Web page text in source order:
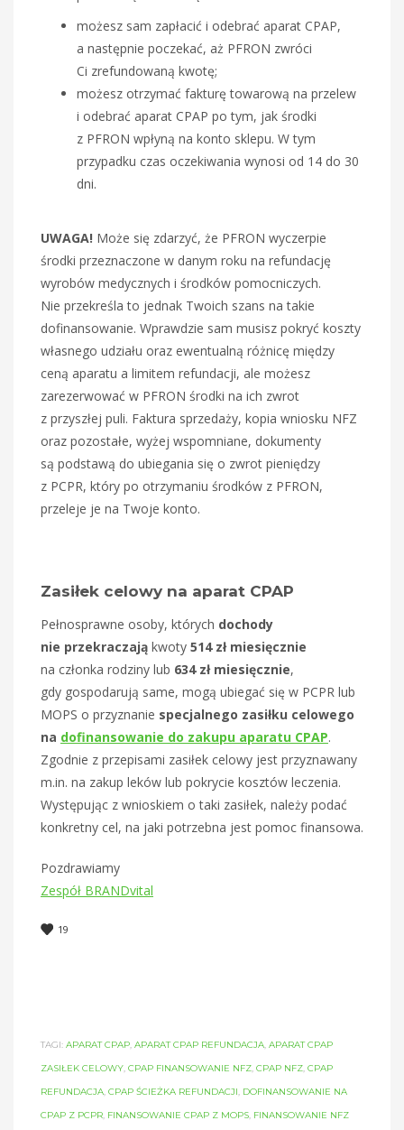
możesz sam zapłacić i odebrać aparat CPAP,
a następnie poczekać, aż PFRON zwróci
Ci zrefundowaną kwotę;
możesz otrzymać fakturę towarową na przelew
i odebrać aparat CPAP po tym, jak środki
z PFRON wpłyną na konto sklepu. W tym
przypadku czas oczekiwania wynosi od 14 do 30
dni.
UWAGA! Może się zdarzyć, że PFRON wyczerpie
środki przeznaczone w danym roku na refundację
wyrobów medycznych i środków pomocniczych.
Nie przekreśla to jednak Twoich szans na takie
dofinansowanie. Wprawdzie sam musisz pokryć koszty
własnego udziału oraz ewentualną różnicę między
ceną aparatu a limitem refundacji, ale możesz
zarezerwować w PFRON środki na ich zwrot
z przyszłej puli. Faktura sprzedaży, kopia wniosku NFZ
oraz pozostałe, wyżej wspomniane, dokumenty
są podstawą do ubiegania się o zwrot pieniędzy
z PCPR, który po otrzymaniu środków z PFRON,
przeleje je na Twoje konto.
Zasiłek celowy na aparat CPAP
Pełnosprawne osoby, których dochody
nie przekraczają kwoty 514 zł miesięcznie
na członka rodziny lub 634 zł miesięcznie,
gdy gospodarują same, mogą ubiegać się w PCPR lub
MOPS o przyznanie specjalnego zasiłku celowego
na dofinansowanie do zakupu aparatu CPAP.
Zgodnie z przepisami zasiłek celowy jest przyznawany
m.in. na zakup leków lub pokrycie kosztów leczenia.
Występując z wnioskiem o taki zasiłek, należy podać
konkretny cel, na jaki potrzebna jest pomoc finansowa.
Pozdrawiamy
Zespół BRANDvital
19
TAGI: APARAT CPAP, APARAT CPAP REFUNDACJA, APARAT CPAP
ZASIŁEK CELOWY, CPAP FINANSOWANIE NFZ, CPAP NFZ, CPAP
REFUNDACJA, CPAP ŚCIEŻKA REFUNDACJI, DOFINANSOWANIE NA
CPAP Z PCPR, FINANSOWANIE CPAP Z MOPS, FINANSOWANIE NFZ